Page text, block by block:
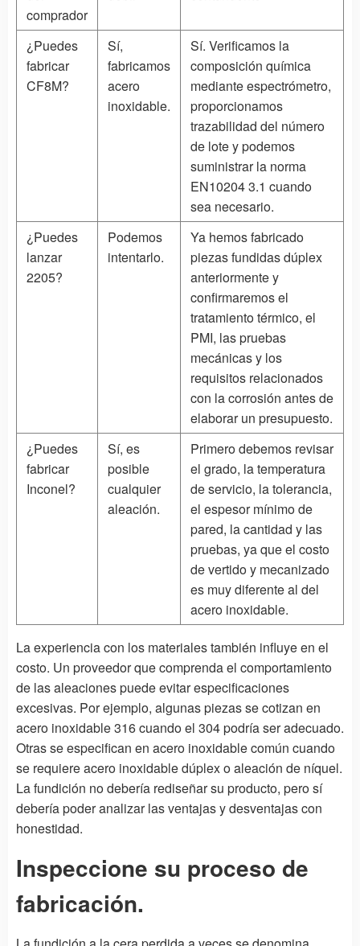
comprador
¿Puedes
fabricar
CF8M?
Sí,
fabricamos
acero
inoxidable.
Sí. Verificamos la
composición química
mediante espectrómetro,
proporcionamos
trazabilidad del número
de lote y podemos
suministrar la norma
EN10204 3.1 cuando
sea necesario.
¿Puedes
lanzar
2205?
Podemos
intentarlo.
Ya hemos fabricado
piezas fundidas dúplex
anteriormente y
confirmaremos el
tratamiento térmico, el
PMI, las pruebas
mecánicas y los
requisitos relacionados
con la corrosión antes de
elaborar un presupuesto.
¿Puedes
fabricar
Inconel?
Sí, es
posible
cualquier
aleación.
Primero debemos revisar
el grado, la temperatura
de servicio, la tolerancia,
el espesor mínimo de
pared, la cantidad y las
pruebas, ya que el costo
de vertido y mecanizado
es muy diferente al del
acero inoxidable.
La experiencia con los materiales también influye en el
costo. Un proveedor que comprenda el comportamiento
de las aleaciones puede evitar especificaciones
excesivas. Por ejemplo, algunas piezas se cotizan en
acero inoxidable 316 cuando el 304 podría ser adecuado.
Otras se especifican en acero inoxidable común cuando
se requiere acero inoxidable dúplex o aleación de níquel.
La fundición no debería rediseñar su producto, pero sí
debería poder analizar las ventajas y desventajas con
honestidad.
Inspeccione su proceso de
fabricación.